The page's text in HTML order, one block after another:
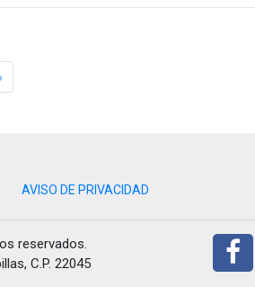
AVISO DE PRIVACIDAD
reservados.
C.P. 22045